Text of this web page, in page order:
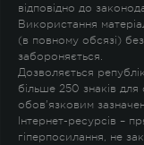
відповідно до
Використання
(в повному обсязі)
забороняється.
Дозволяється
більше 250 знаків
обов'язковим
Інтернет-ресурсів –
гіперпосилання, не